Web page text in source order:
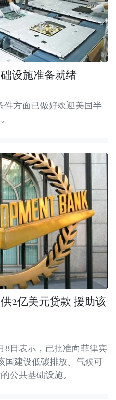
设施准备就绪
件方面已做好欢迎美国半
2亿美元贷款 援助该
8日表示，已批准向菲律宾
国建设低碳排放、气候可
公共基础设施。